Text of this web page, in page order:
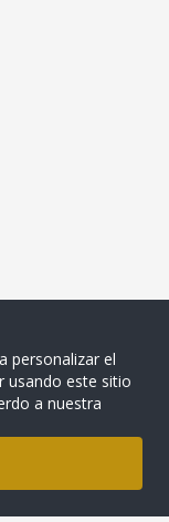
personalizar el
usando este sitio
a nuestra